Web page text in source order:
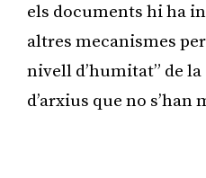
els documents hi ha
altres mecanismes
nivell d’humitat” de la
d’arxius que no s’han